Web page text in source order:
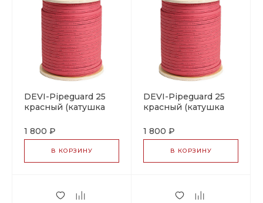
DEVI-Pipeguard 25
красный (катушка
саморегулирующийся
греющий кабель
1 800 ₽
В КОРЗИНУ
DEVI-Pipeguard 25
красный (катушка
саморегулирующийся
греющий кабель
1 800 ₽
В КОРЗИНУ